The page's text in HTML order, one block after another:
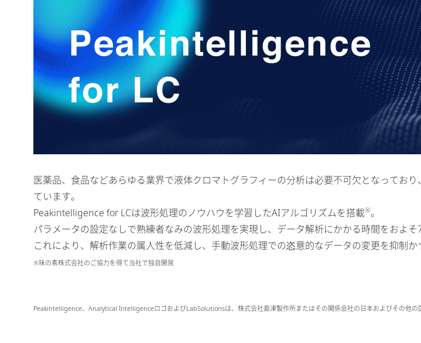
医薬品、食品などあらゆる業界で液体クロマトグラフィーの分析は必要不可欠となってお
ています。
Peakintelligence for LCは波形処理のノウハウを学習したAIアルゴリズムを搭載※。
パラメータの設定なしで熟練者なみの波形処理を実現し、データ解析にかかる時間をおよそ
これにより、解析作業の属人性を低減し、手動波形処理での恣意的なデータの変更を抑制
※味の素株式会社のご協力を得て当社で独自開発
Peakintelligence、Analytical IntelligenceロゴおよびLabSolutionsは、株式会社島津製作所またはその関係会社の日本およびその他の